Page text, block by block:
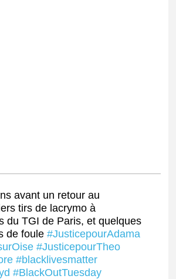
avant un retour au
tirs de lacrymo à
du TGI de Paris, et quelques
de foule#JusticepourAdama
#JusticepourTheo
#blacklivesmatter
#BlackOutTuesday